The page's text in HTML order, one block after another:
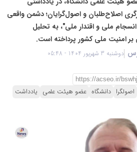
اصلاح‌طلبان و اصول‌گرایان؛ دشمن واقعی
ملی و اقتدار ملی"، به تحلیل
امنیت ملی کشور پرداخته است.
دوشنبه 3 شهریور 1404 - 05:48
اصولگرا دانشگاه عضو هیئت علمی یادداشت